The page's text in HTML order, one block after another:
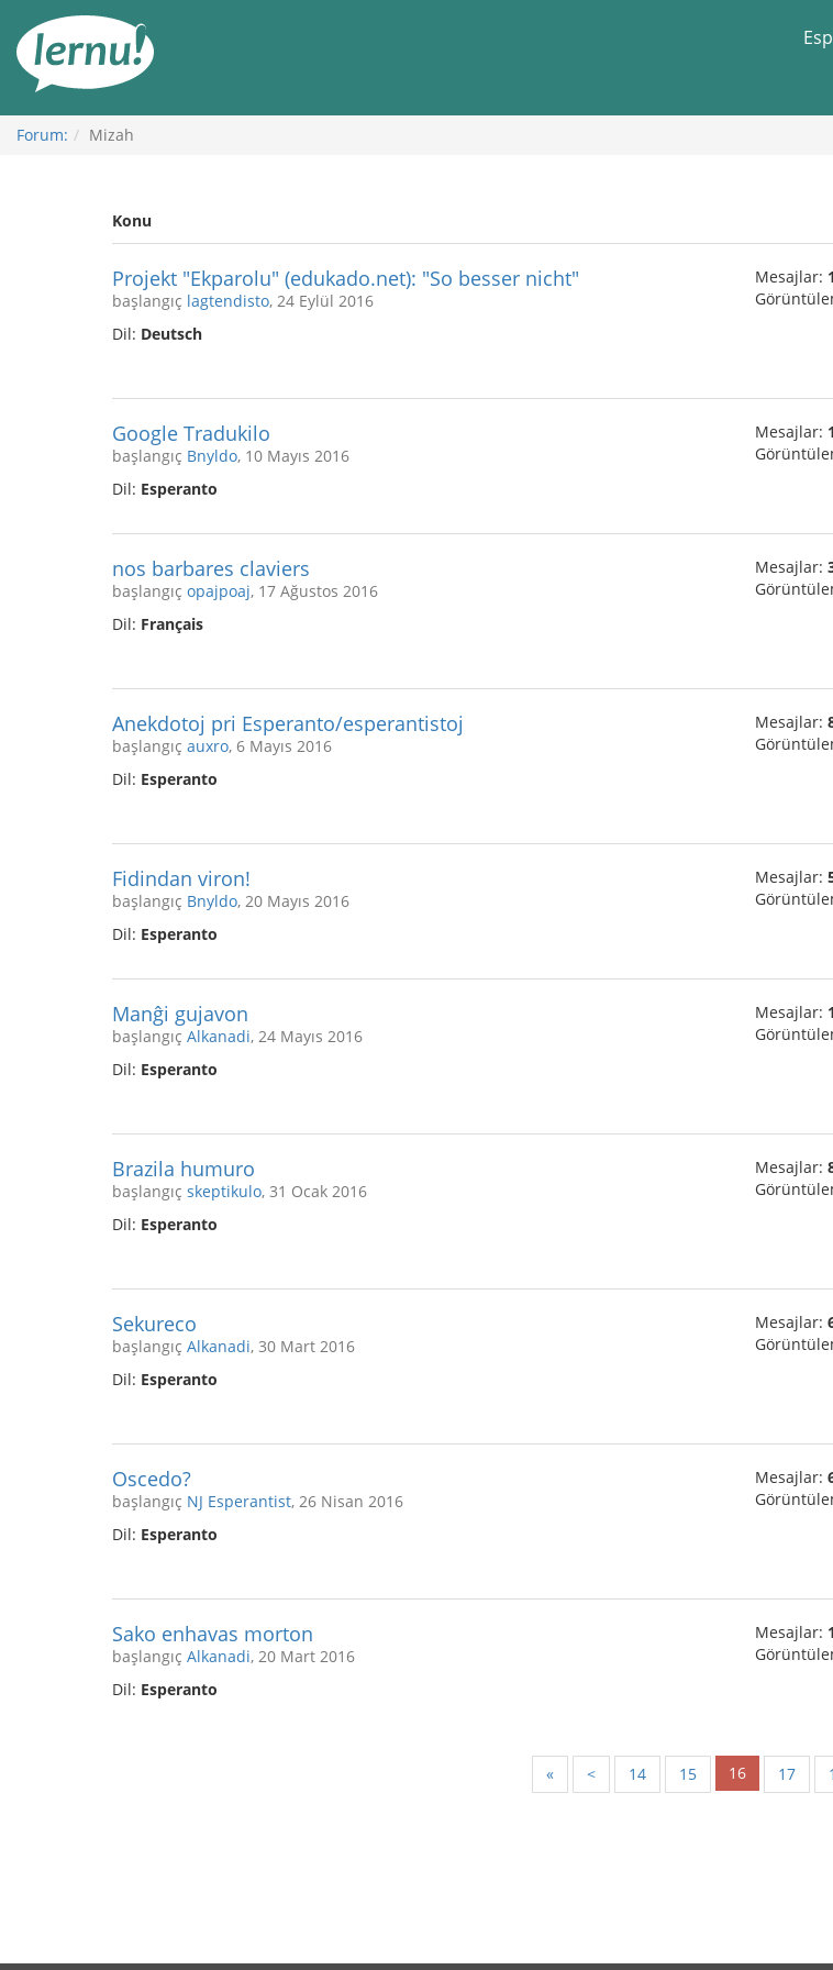
Görüntüleme
Forum: Mizah
Konu
Projekt "Ekparolu" (edukado.net): "So besser nicht"
başlangıç lagtendisto, 24 Eylül 2016
Dil: Deutsch
Mesajlar: 1
Google Tradukilo
başlangıç Bnyldo, 10 Mayıs 2016
Dil: Esperanto
Mesajlar:
nos barbares claviers
başlangıç opajpoaj, 17 Ağustos 2016
Dil: Français
Mesajlar:
Anekdotoj pri Esperanto/esperantistoj
başlangıç auxro, 6 Mayıs 2016
Dil: Esperanto
Mesajlar:
Fidindan viron!
başlangıç Bnyldo, 20 Mayıs 2016
Dil: Esperanto
Mesajlar:
Manĝi gujavon
başlangıç Alkanadi, 24 Mayıs 2016
Dil: Esperanto
Mesajlar: 1
Brazila humuro
başlangıç skeptikulo, 31 Ocak 2016
Dil: Esperanto
Mesajlar:
Sekureco
başlangıç Alkanadi, 30 Mart 2016
Dil: Esperanto
Mesajlar:
Oscedo?
başlangıç NJ Esperantist, 26 Nisan 2016
Dil: Esperanto
Mesajlar:
Sako enhavas morton
başlangıç Alkanadi, 20 Mart 2016
Dil: Esperanto
Mesajlar:
« < 14 15 16 17